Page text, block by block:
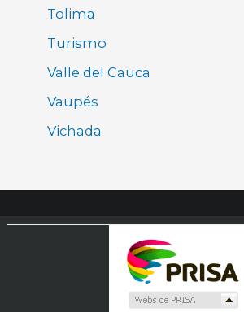
Tolima
Turismo
Valle del Cauca
Vaupés
Vichada